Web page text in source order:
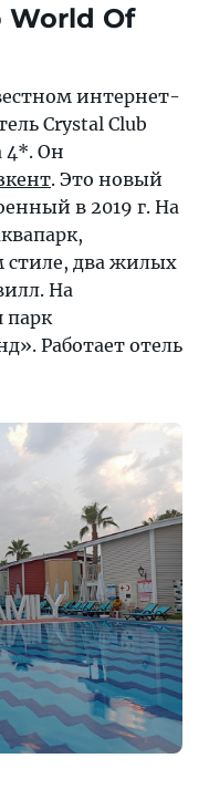
World Of
интернет-
Crystal Club
4*. Он
. Это новый
в 2019 г. На
два жилых
На
парк
Работает отель